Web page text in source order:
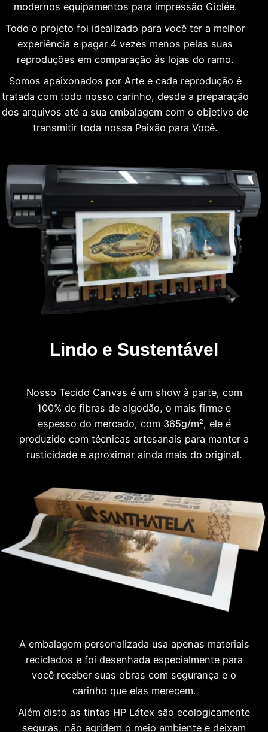
modernos equipamentos para impressão Giclée.
Todo o projeto foi idealizado para você ter a melhor
experiência e pagar 4 vezes menos pelas suas
reproduções em comparação às lojas do ramo.
Somos apaixonados por Arte e cada reprodução é
tratada com todo nosso carinho, desde a preparação
dos arquivos até a sua embalagem com o objetivo de
transmitir toda nossa Paixão para Você.
Lindo e Sustentável
Nosso Tecido Canvas é um show à parte, com
100% de fibras de algodão, o mais firme e
espesso do mercado, com 365g/m², ele é
produzido com técnicas artesanais para manter a
rusticidade e aproximar ainda mais do original.
A embalagem personalizada usa apenas materiais
reciclados e foi desenhada especialmente para
você receber suas obras com segurança e o
carinho que elas merecem.
Além disto as tintas HP Látex são ecologicamente
seguras, não agridem o meio ambiente e deixam